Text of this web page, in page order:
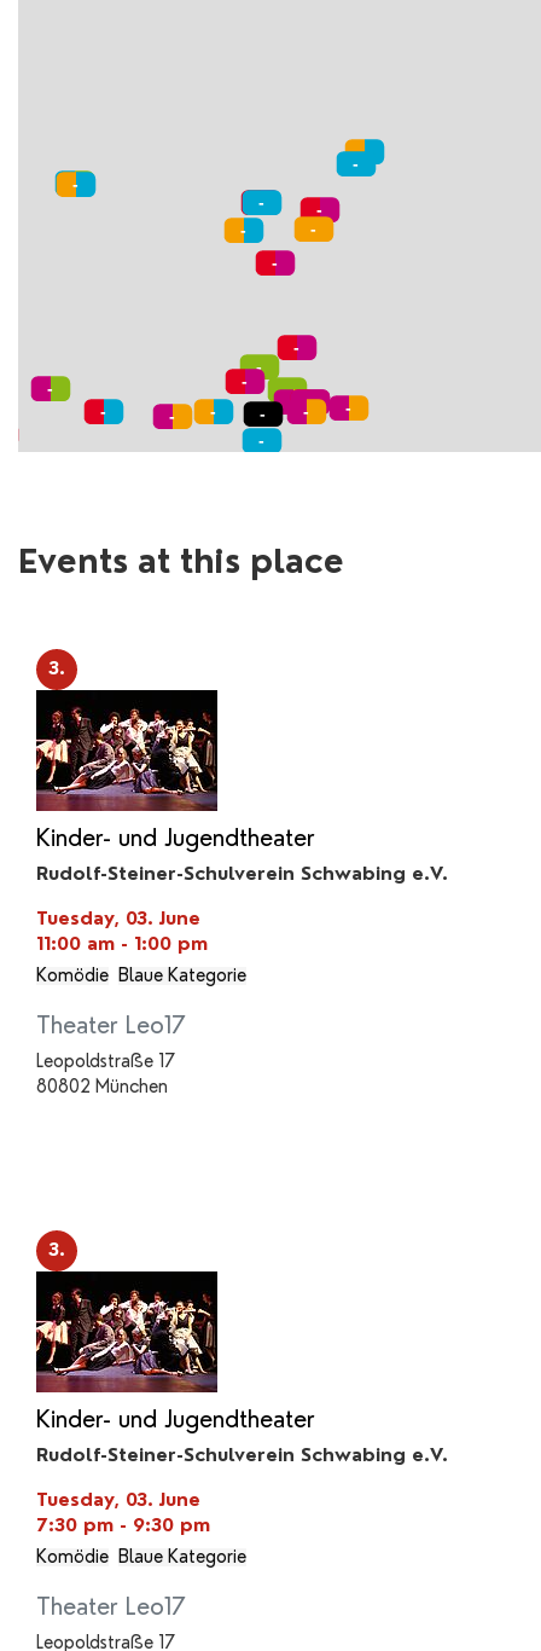
Events at this place
3.
Kinder- und Jugendtheater
Rudolf-Steiner-Schulverein Schwabing e.V.
Tuesday, 03. June
11:00 am - 1:00 pm
Komödie Blaue Kategorie
Theater Leo17
Leopoldstraße 17
80802 München
3.
Kinder- und Jugendtheater
Rudolf-Steiner-Schulverein Schwabing e.V.
Tuesday, 03. June
7:30 pm - 9:30 pm
Komödie Blaue Kategorie
Theater Leo17
Leopoldstraße 17